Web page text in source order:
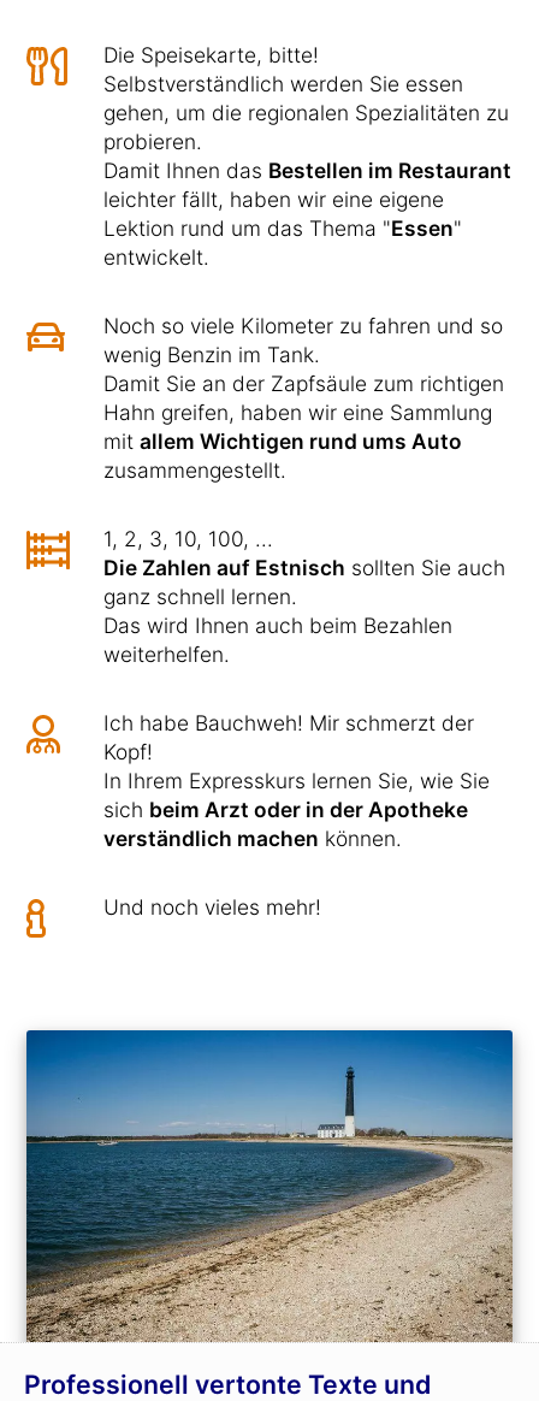
Die Speisekarte, bitte!
Selbstverständlich werden Sie essen
gehen, um die regionalen Spezialitäten zu
probieren.
Damit Ihnen das Bestellen im Restaurant
leichter fällt, haben wir eine eigene
Lektion rund um das Thema "Essen"
entwickelt.
Noch so viele Kilometer zu fahren und so
wenig Benzin im Tank.
Damit Sie an der Zapfsäule zum richtigen
Hahn greifen, haben wir eine Sammlung
mit allem Wichtigen rund ums Auto
zusammengestellt.
1, 2, 3, 10, 100, ...
Die Zahlen auf Estnisch sollten Sie auch
ganz schnell lernen.
Das wird Ihnen auch beim Bezahlen
weiterhelfen.
Ich habe Bauchweh! Mir schmerzt der
Kopf!
In Ihrem Expresskurs lernen Sie, wie Sie
sich beim Arzt oder in der Apotheke
verständlich machen können.
Und noch vieles mehr!
Professionell vertonte Texte und